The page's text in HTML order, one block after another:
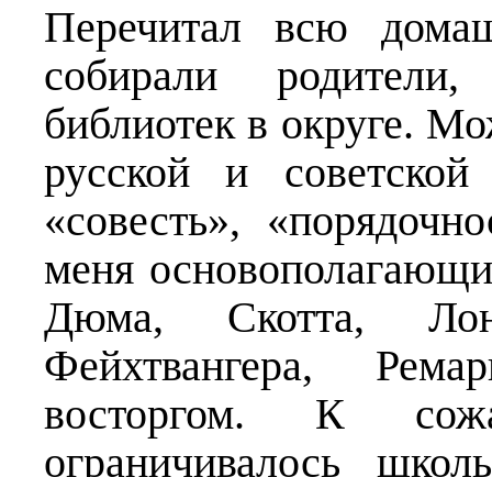
Перечитал всю
собирали
библиотек в округе.
русской и
«совесть»,
меня
Дюма, Скотта,
Фейхтвангера,
восторгом. К
ограничивалось